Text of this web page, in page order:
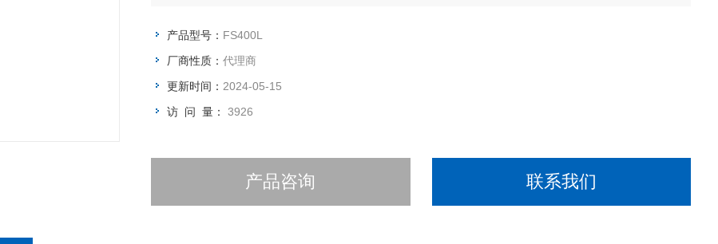
产品型号： FS400L
厂商性质： 代理商
更新时间： 2024-05-15
访 问 量： 3926
产品咨询 联系我们